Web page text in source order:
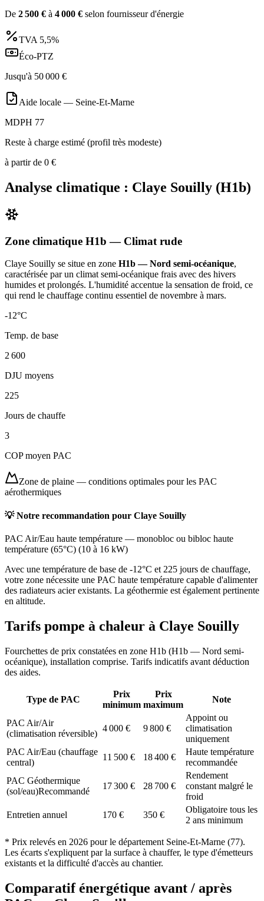
De 2 500 € à 4 000 € selon fournisseur d'énergie
TVA 5,5%
Éco-PTZ
Jusqu'à 50 000 €
Aide locale — Seine-Et-Marne
MDPH 77
Reste à charge estimé (profil très modeste)
à partir de 0 €
Analyse climatique : Claye Souilly (H1b)
Zone climatique H1b — Climat rude
Claye Souilly se situe en zone H1b — Nord semi-océanique,
caractérisée par un climat semi-océanique frais avec des hivers
humides et prolongés. L'humidité accentue la sensation de froid, ce
qui rend le chauffage continu essentiel de novembre à mars.
-12°C
Temp. de base
2 600
DJU moyens
225
Jours de chauffe
3
COP moyen PAC
Zone de plaine — conditions optimales pour les PAC
aérothermiques
💡 Notre recommandation pour Claye Souilly
PAC Air/Eau haute température — monobloc ou bibloc haute
température (65°C) (10 à 16 kW)
Avec une température de base de -12°C et 225 jours de chauffage,
votre zone nécessite une PAC haute température capable d'alimenter
des radiateurs acier existants. La géothermie est également pertinente
en altitude.
Tarifs pompe à chaleur à Claye Souilly
Fourchettes de prix constatées en zone H1b (H1b — Nord semi-
océanique), installation comprise. Tarifs indicatifs avant déduction
des aides.
Type de PAC
Prix
minimum
Prix
maximum
Note
PAC Air/Air
(climatisation réversible)
4 000 € 9 800 €
Appoint ou
climatisation
uniquement
PAC Air/Eau (chauffage
central)
11 500 € 18 400 €
Haute température
recommandée
PAC Géothermique
(sol/eau)Recommandé
17 300 € 28 700 €
Rendement
constant malgré le
froid
Entretien annuel
170 € 350 €
Obligatoire tous les
2 ans minimum
* Prix relevés en 2026 pour le département Seine-Et-Marne (77).
Les écarts s'expliquent par la surface à chauffer, le type d'émetteurs
existants et la difficulté d'accès au chantier.
Comparatif énergétique avant / après